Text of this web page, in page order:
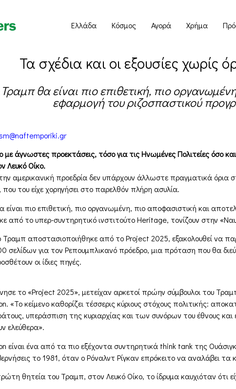
Ελλάδα Κόσμος Αγορά Χρήμα
Τα σχέδια και οι εξουσίες χωρίς
θα είναι πιο επιθετική, πιο
εφαρμογή του ριζοσπαστικού
με άγνωστες προεκτάσεις, τόσο για τις Ηνωμένες Πολιτείες όσο
Λευκό Οίκο.
αμερικανική προεδρία δεν υπάρχουν άλλωστε πραγματικά όρια
του είχε χορηγήσει στο παρελθόν πλήρη ασυλία.
πιο επιθετική, πιο οργανωμένη, πιο αποφασιστική και
από το υπερ-συντηρητικό ινστιτούτο Heritage, τονίζουν στην
Τραμπ αποστασιοποιήθηκε από το Project 2025, εξακολουθεί να
σελίδων για τον Ρεπουμπλικανό πρόεδρο, μια πρόταση που θα
οι ίδιες πηγές.
το «Project 2025», μετείχαν αρκετοί πρώην σύμβουλοι του
«Το κείμενο καθορίζει τέσσερις κύριους στόχους πολιτικής:
υπεράσπιση της κυριαρχίας και των συνόρων του έθνους
ελεύθερα».
είναι ένα από τα πιο εξέχοντα συντηρητικά think tank της
το 1981, όταν ο Ρόναλντ Ρίγκαν επρόκειτο να αναλάβει
θητεία του Τραμπ, στον Λευκό Οίκο, το ίδρυμα καυχιόταν ότι